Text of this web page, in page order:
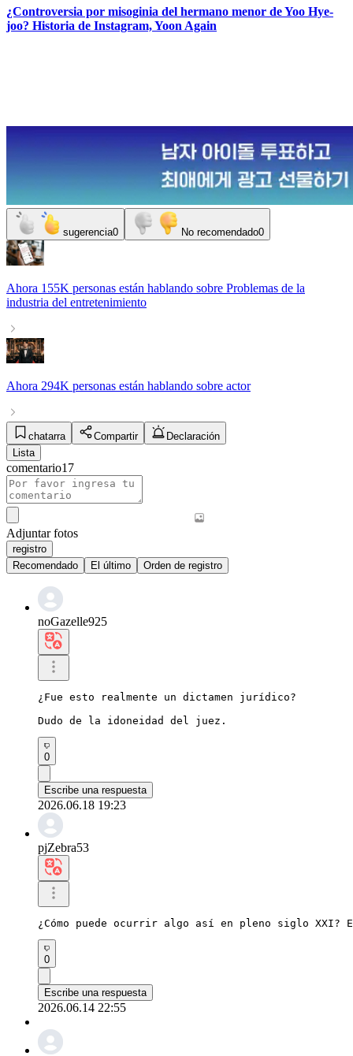
¿Controversia por misoginia del hermano menor de Yoo Hye-
joo? Historia de Instagram, Yoon Again
sugerencia0 No recomendado0
Ahora 155K personas están hablando sobre Problemas de la
industria del entretenimiento
Ahora 294K personas están hablando sobre actor
chatarra Compartir
Declaración
Lista
comentario17
Adjuntar fotos
registro
Recomendado
El último Orden de registro
noGazelle925
¿Fue esto realmente un dictamen jurídico?
Dudo de la idoneidad del juez.
0
Escribe una respuesta
2026.06.18 19:23
pjZebra53
¿Cómo puede ocurrir algo así en pleno siglo
0
Escribe una respuesta
2026.06.14 22:55